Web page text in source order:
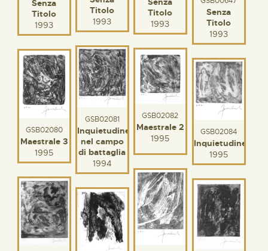
Senza
Titolo
1993
Titolo
1993
Titolo
1993
Senza
Titolo
1993
GSB02081
Inquietudine
nel campo
di battaglia
1994
GSB02082
Maestrale 2
1995
GSB02080
Maestrale 3
1995
GSB02084
Inquietudine
1995